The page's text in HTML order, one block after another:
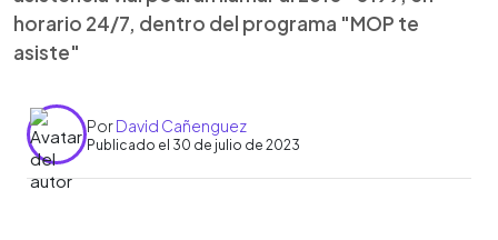
horario 24/7, dentro del programa "MOP te
asiste"
PorDavid Cañenguez
Publicado el 30 de julio de 2023